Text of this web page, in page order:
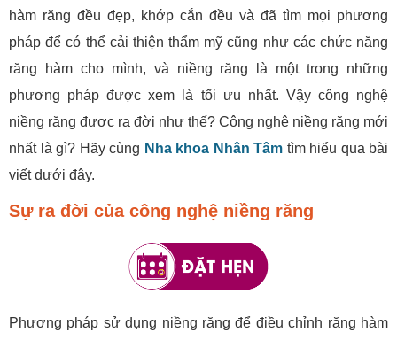
hàm răng đều đẹp, khớp cắn đều và đã tìm mọi phương
pháp để có thể cải thiện thẩm mỹ cũng như các chức năng
răng hàm cho mình, và niềng răng là một trong những
phương pháp được xem là tối ưu nhất. Vậy công nghệ
niềng răng được ra đời như thế? Công nghệ niềng răng mới
nhất là gì? Hãy cùng Nha khoa Nhân Tâm tìm hiểu qua bài
viết dưới đây.
Sự ra đời của công nghệ niềng răng
Phương pháp sử dụng niềng răng để điều chỉnh răng hàm